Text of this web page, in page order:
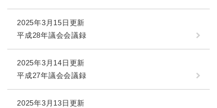
2025年3月15日更新
平成28年議会会議録
2025年3月14日更新
平成27年議会会議録
2025年3月13日更新